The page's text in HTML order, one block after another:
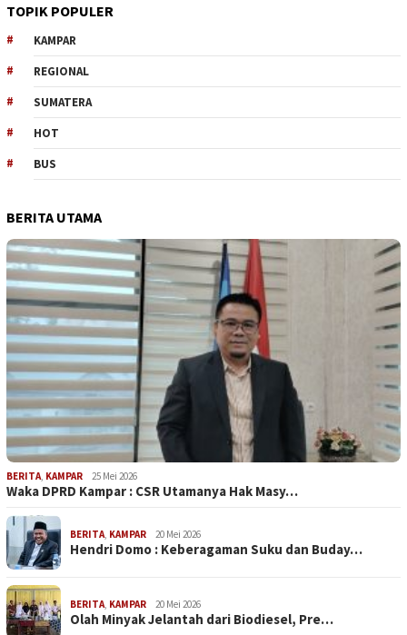
TOPIK POPULER
KAMPAR
REGIONAL
SUMATERA
HOT
BUS
BERITA UTAMA
BERITA KAMPAR 25 Mei 2026
Waka DPRD Kampar : CSR Utamanya Hak Masy…
BERITA KAMPAR 20 Mei 2026
Hendri Domo : Keberagaman Suku dan Buday…
BERITA KAMPAR 20 Mei 2026
Olah Minyak Jelantah dari Biodiesel, Pre…